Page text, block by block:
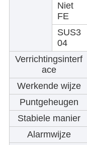
Niet
FE
SUS3
04
Verrichtingsinterf
ace
Werkende wijze
Puntgeheugen
Stabiele manier
Alarmwijze